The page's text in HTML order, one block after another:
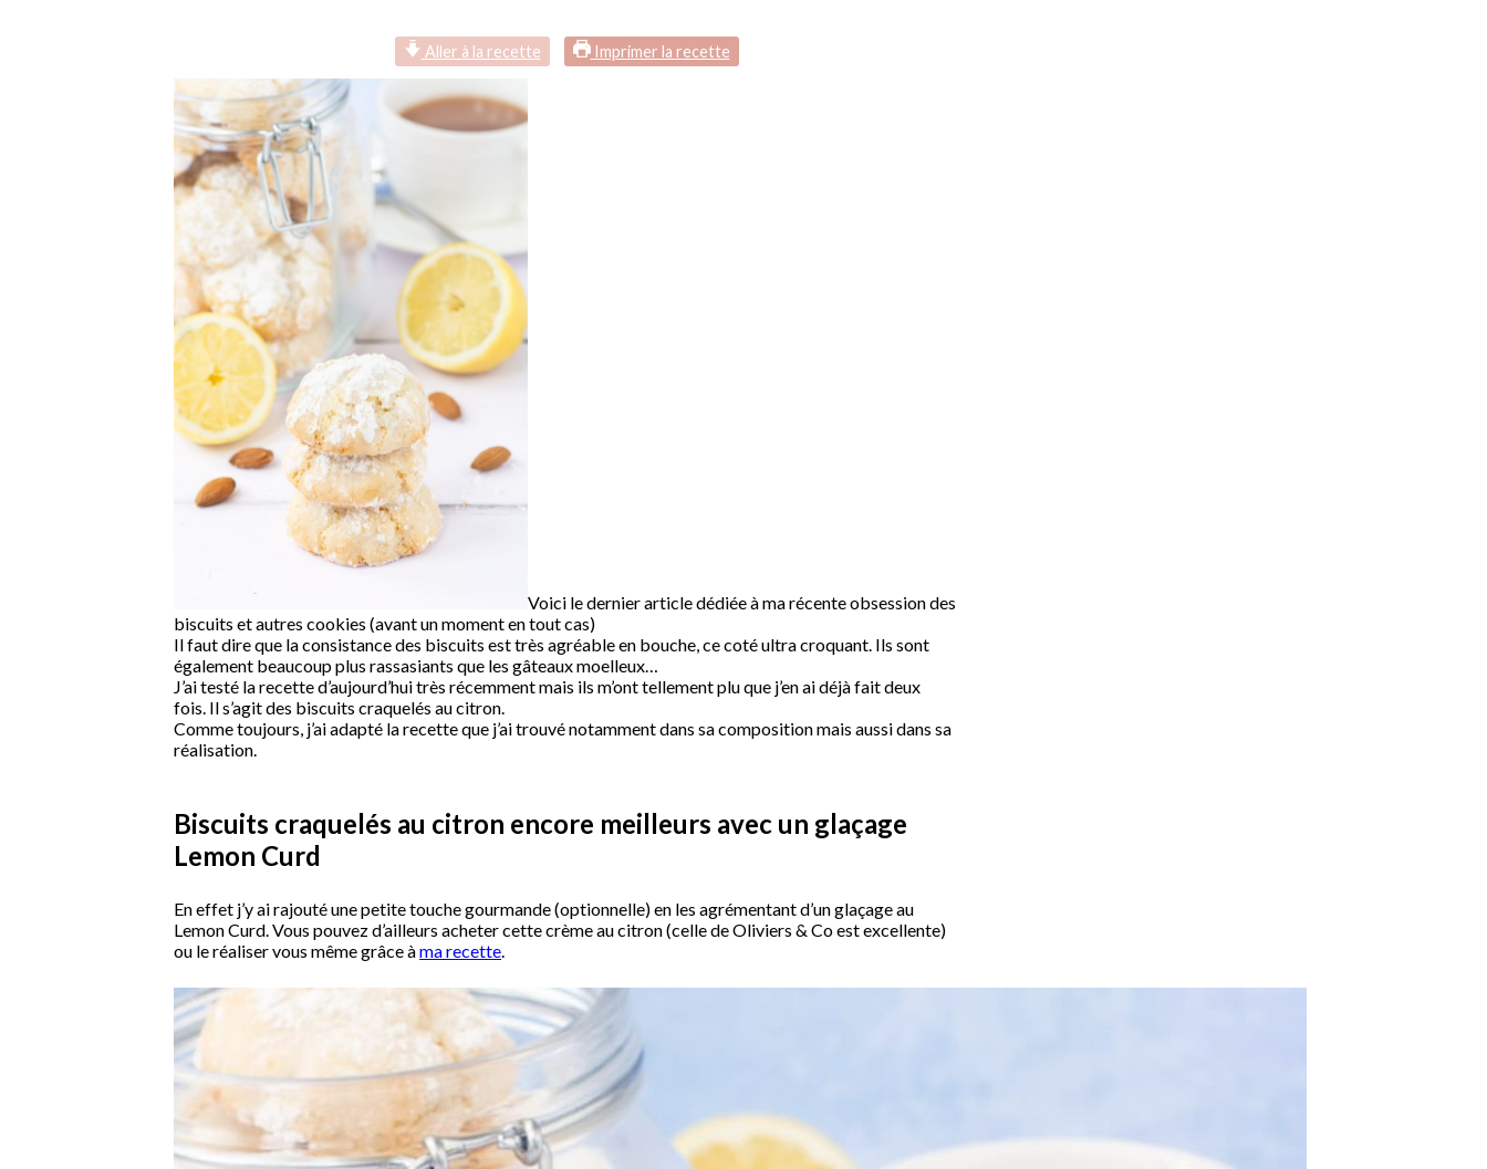
Aller à la recette Imprimer la recette
Voici le dernier article dédiée à ma récente obsession des
biscuits et autres cookies (avant un moment en tout cas)
Il faut dire que la consistance des biscuits est très agréable en bouche, ce coté ultra croquant. Ils sont
également beaucoup plus rassasiants que les gâteaux moelleux…
J’ai testé la recette d’aujourd’hui très récemment mais ils m’ont tellement plu que j’en ai déjà fait deux
fois. Il s’agit des biscuits craquelés au citron.
Comme toujours, j’ai adapté la recette que j’ai trouvé notamment dans sa composition mais aussi dans sa
réalisation.
Biscuits craquelés au citron encore meilleurs avec un glaçage
Lemon Curd
En effet j’y ai rajouté une petite touche gourmande (optionnelle) en les agrémentant d’un glaçage au
Lemon Curd. Vous pouvez d’ailleurs acheter cette crème au citron (celle de Oliviers & Co est excellente)
ou le réaliser vous même grâce àma recette.